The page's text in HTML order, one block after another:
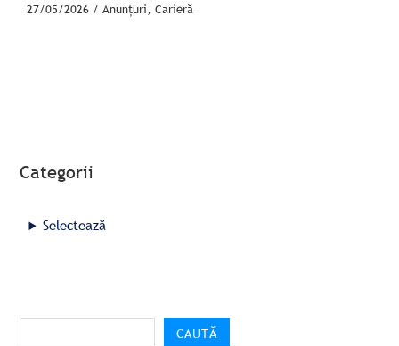
27/05/2026 / Anunțuri, Carieră
Categorii
Selectează
CAUTĂ